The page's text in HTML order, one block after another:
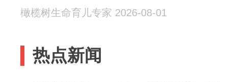
橄榄树生命育儿专家 2026-08-01
热点新闻